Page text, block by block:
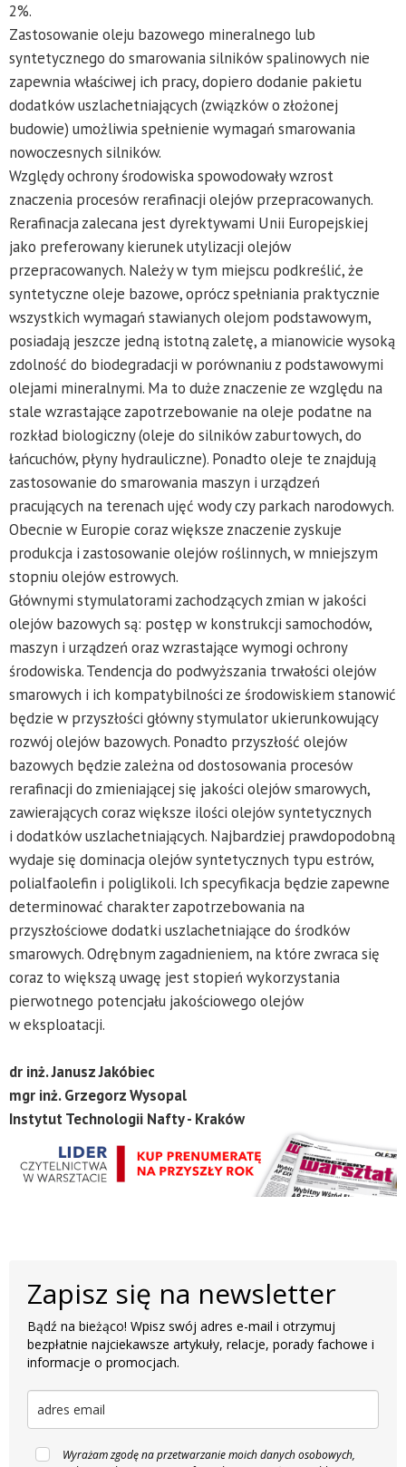
2%.
Zastosowanie oleju bazowego mineralnego lub
syntetycznego do smarowania silników spalinowych nie
zapewnia właściwej ich pracy, dopiero dodanie pakietu
dodatków uszlachetniających (związków o złożonej
budowie) umożliwia spełnienie wymagań smarowania
nowoczesnych silników.
Względy ochrony środowiska spowodowały wzrost
znaczenia procesów rerafinacji olejów przepracowanych.
Rerafinacja zalecana jest dyrektywami Unii Europejskiej
jako preferowany kierunek utylizacji olejów
przepracowanych. Należy w tym miejscu podkreślić, że
syntetyczne oleje bazowe, oprócz spełniania praktycznie
wszystkich wymagań stawianych olejom podstawowym,
posiadają jeszcze jedną istotną zaletę, a mianowicie wysoką
zdolność do biodegradacji w porównaniu z podstawowymi
olejami mineralnymi. Ma to duże znaczenie ze względu na
stale wzrastające zapotrzebowanie na oleje podatne na
rozkład biologiczny (oleje do silników zaburtowych, do
łańcuchów, płyny hydrauliczne). Ponadto oleje te znajdują
zastosowanie do smarowania maszyn i urządzeń
pracujących na terenach ujęć wody czy parkach narodowych.
Obecnie w Europie coraz większe znaczenie zyskuje
produkcja i zastosowanie olejów roślinnych, w mniejszym
stopniu olejów estrowych.
Głównymi stymulatorami zachodzących zmian w jakości
olejów bazowych są: postęp w konstrukcji samochodów,
maszyn i urządzeń oraz wzrastające wymogi ochrony
środowiska. Tendencja do podwyższania trwałości olejów
smarowych i ich kompatybilności ze środowiskiem stanowić
będzie w przyszłości główny stymulator ukierunkowujący
rozwój olejów bazowych. Ponadto przyszłość olejów
bazowych będzie zależna od dostosowania procesów
rerafinacji do zmieniającej się jakości olejów smarowych,
zawierających coraz większe ilości olejów syntetycznych
i dodatków uszlachetniających. Najbardziej prawdopodobną
wydaje się dominacja olejów syntetycznych typu estrów,
polialfaolefin i poliglikoli. Ich specyfikacja będzie zapewne
determinować charakter zapotrzebowania na
przyszłościowe dodatki uszlachetniające do środków
smarowych. Odrębnym zagadnieniem, na które zwraca się
coraz to większą uwagę jest stopień wykorzystania
pierwotnego potencjału jakościowego olejów
w eksploatacji.
dr inż. Janusz Jakóbiec
mgr inż. Grzegorz Wysopal
Instytut Technologii Nafty - Kraków
Zapisz się na newsletter
Bądź na bieżąco! Wpisz swój adres e-mail i otrzymuj
bezpłatnie najciekawsze artykuły, relacje, porady fachowe i
informacje o promocjach.
Wyrażam zgodę na przetwarzanie moich danych osobowych,